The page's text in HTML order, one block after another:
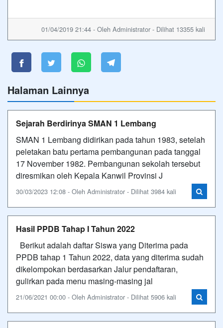
01/04/2019 21:44 - Oleh Administrator - Dilihat 13355 kali
Halaman Lainnya
Sejarah Berdirinya SMAN 1 Lembang
SMAN 1 Lembang didirikan pada tahun 1983, setelah
peletakan batu pertama pembangunan pada tanggal
17 November 1982. Pembangunan sekolah tersebut
diresmikan oleh Kepala Kanwil Provinsi J
30/03/2023 12:08 - Oleh Administrator - Dilihat 3984 kali
Hasil PPDB Tahap I Tahun 2022
Berikut adalah daftar Siswa yang Diterima pada
PPDB tahap 1 Tahun 2022, data yang diterima sudah
dikelompokan berdasarkan Jalur pendaftaran,
gulirkan pada menu masing-masing jal
21/06/2021 00:00 - Oleh Administrator - Dilihat 5906 kali